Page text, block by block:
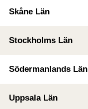
Skåne Län
Stockholms Län
Södermanlands Län
Uppsala Län